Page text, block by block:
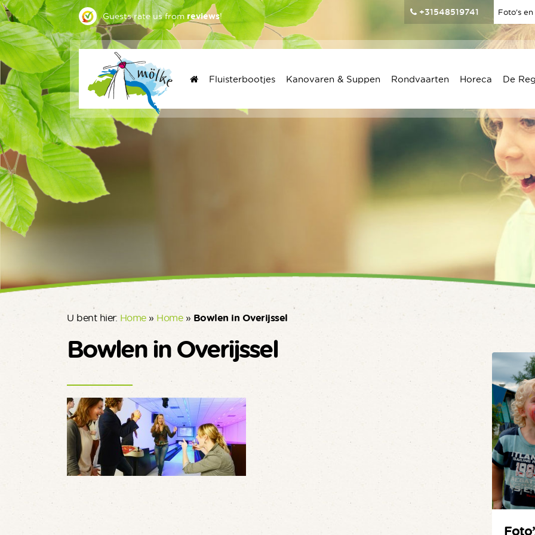
Guests rate usfromreviews! +31548519741 Foto’s
Fluisterbootjes Kanovaren & Suppen Rondvaarten Horeca De
U bent hier: Home» Home» Bowlen in Overijssel
Bowlen in Overijssel